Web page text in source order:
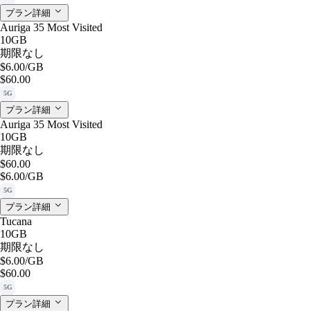
プラン詳細
Auriga 35 Most Visited
10GB
期限なし
$6.00/GB
$60.00
5G
プラン詳細
Auriga 35 Most Visited
10GB
期限なし
$60.00
$6.00/GB
5G
プラン詳細
Tucana
10GB
期限なし
$6.00/GB
$60.00
5G
プラン詳細